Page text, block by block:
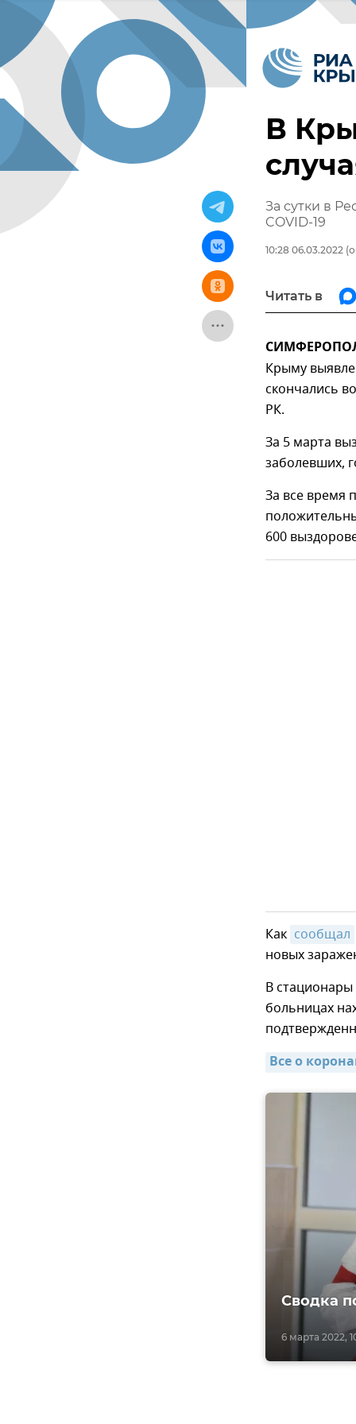
В
За сутки в
COVID-19
10:28 06.03.2022
Читать в
Крыму
скончались
РК.
За 5 марта
заболевших,
За все время
600
Как сообщал
новых
В
больницах
Все о
6 марта 2022,
Сводка